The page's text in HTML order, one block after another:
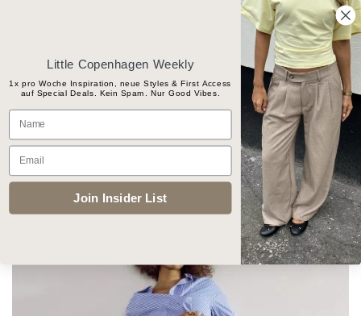
Products
search
START / BEKLEIDUNG / JEANS, BREIT
Add to
wishlist
Little Copenhagen Weekly
1x pro Woche Inspiration, neue Styles & First Access
auf Special Deals. Kein Spam. Nur Good Vibes.
Name
Email
Join Insider List